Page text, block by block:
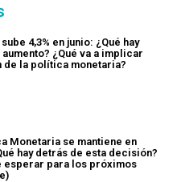
4,3% en junio: ¿Qué hay
¿Qué va a implicar
de la política monetaria?
Monetaria se mantiene en
hay detrás de esta decisión?
esperar para los próximos